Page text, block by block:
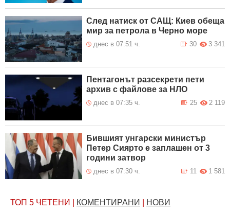
След натиск от САЩ: Киев обеща
мир за петрола в Черно море
днес в 07:51 ч. 3 341
30
Пентагонът разсекрети пети
архив с файлове за НЛО
днес в 07:35 ч. 2 119
25
Бившият унгарски министър
Петер Сиярто е заплашен от 3
години затвор
днес в 07:30 ч. 1 581
11
ТОП 5 ЧЕТЕНИ КОМЕНТИРАНИ НОВИ